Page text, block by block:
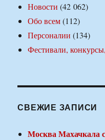
Новости (42 062)
Обо всем(112)
Персоналии (134)
Фестивали,
СВЕЖИЕ ЗАПИСИ
Москва Махачкала